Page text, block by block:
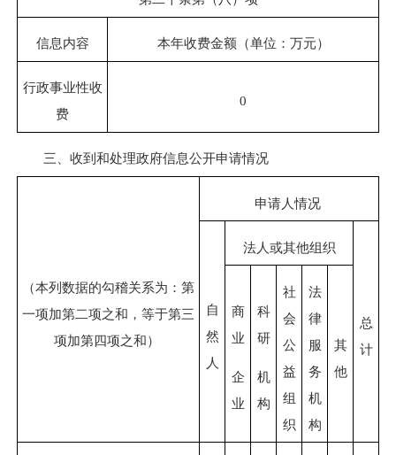
信息内容 本年收费金额（单位：万元）
行政事业性收
费
0
三、收到和处理政府信息公开申请情况
（本列数据的勾稽关系为：第
一项加第二项之和，等于第三
项加第四项之和）
申请人情况
自
然
人
法人或其他组织
总
计
商
业
企
业
科
研
机
构
社
会
公
益
组
织
法
律
服
务
机
构
其
他